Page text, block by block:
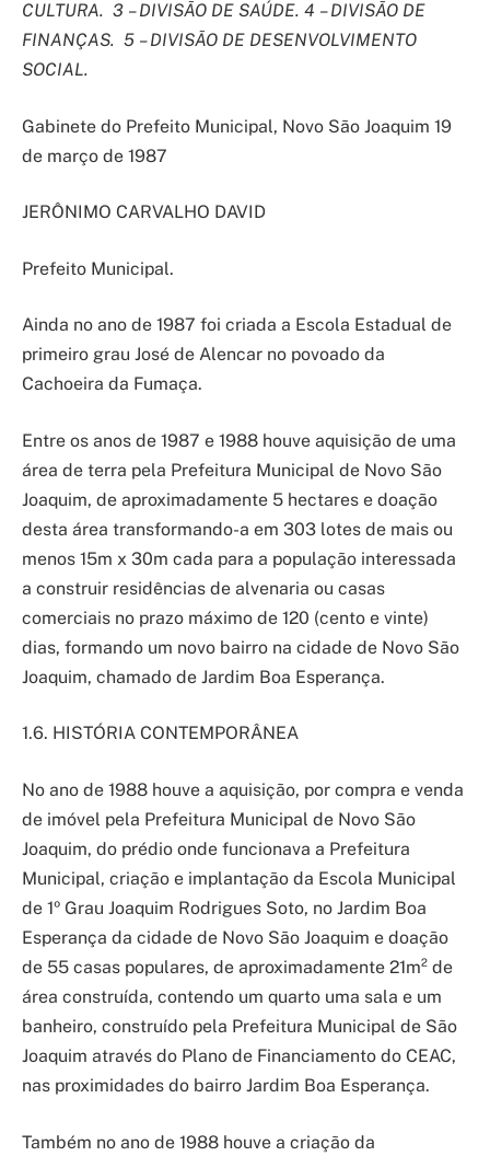
CULTURA. 3 – DIVISÃO DE SAÚDE. 4 – DIVISÃO DE
FINANÇAS. 5 – DIVISÃO DE DESENVOLVIMENTO
SOCIAL.
Gabinete do Prefeito Municipal, Novo São Joaquim 19
de março de 1987
JERÔNIMO CARVALHO DAVID
Prefeito Municipal.
Ainda no ano de 1987 foi criada a Escola Estadual de
primeiro grau José de Alencar no povoado da
Cachoeira da Fumaça.
Entre os anos de 1987 e 1988 houve aquisição de uma
área de terra pela Prefeitura Municipal de Novo São
Joaquim, de aproximadamente 5 hectares e doação
desta área transformando-a em 303 lotes de mais ou
menos 15m x 30m cada para a população interessada
a construir residências de alvenaria ou casas
comerciais no prazo máximo de 120 (cento e vinte)
dias, formando um novo bairro na cidade de Novo São
Joaquim, chamado de Jardim Boa Esperança.
1.6. HISTÓRIA CONTEMPORÂNEA
No ano de 1988 houve a aquisição, por compra e venda
de imóvel pela Prefeitura Municipal de Novo São
Joaquim, do prédio onde funcionava a Prefeitura
Municipal, criação e implantação da Escola Municipal
de 1º Grau Joaquim Rodrigues Soto, no Jardim Boa
Esperança da cidade de Novo São Joaquim e doação
de 55 casas populares, de aproximadamente 21m² de
área construída, contendo um quarto uma sala e um
banheiro, construído pela Prefeitura Municipal de São
Joaquim através do Plano de Financiamento do CEAC,
nas proximidades do bairro Jardim Boa Esperança.
Também no ano de 1988 houve a criação da